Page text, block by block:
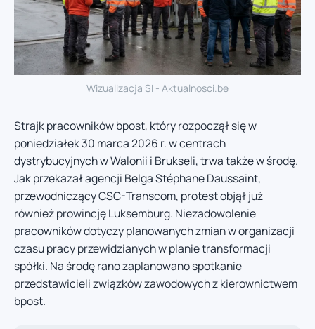
Wizualizacja SI - Aktualnosci.be
Strajk pracowników bpost, który rozpoczął się w
poniedziałek 30 marca 2026 r. w centrach
dystrybucyjnych w Walonii i Brukseli, trwa także w środę.
Jak przekazał agencji Belga Stéphane Daussaint,
przewodniczący CSC-Transcom, protest objął już
również prowincję Luksemburg. Niezadowolenie
pracowników dotyczy planowanych zmian w organizacji
czasu pracy przewidzianych w planie transformacji
spółki. Na środę rano zaplanowano spotkanie
przedstawicieli związków zawodowych z kierownictwem
bpost.